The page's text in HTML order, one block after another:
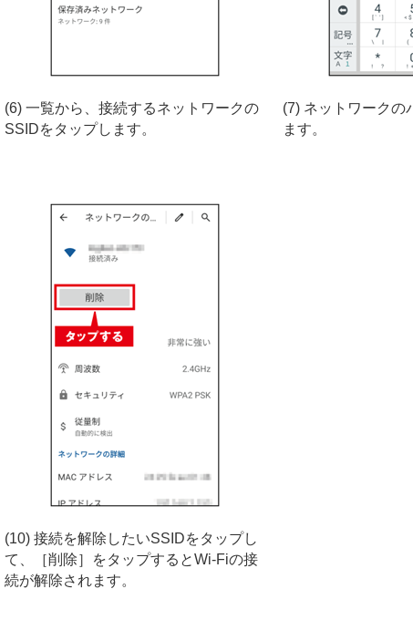
(6) 一覧から、接続するネットワークの
SSIDをタップします。
(7) ネットワークの
ます。
(10) 接続を解除したいSSIDをタップし
て、［削除］をタップするとWi-Fiの接
続が解除されます。